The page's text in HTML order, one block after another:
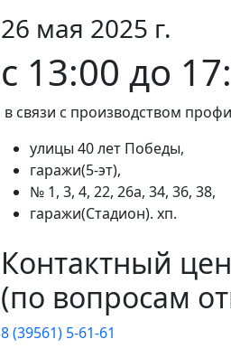
26 мая 2025 г.
с 13:00 до
в связи с производством
улицы 40 лет Победы,
гаражи(5-эт),
№ 1, 3, 4, 22, 26а, 34, 36, 38,
гаражи(Стадион). хп.
Контактный
(по вопросам
8 (39561) 5-61-61